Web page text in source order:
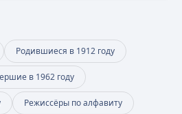
Родившиеся в 1912 году
в 1962 году
Режиссёры по алфавиту